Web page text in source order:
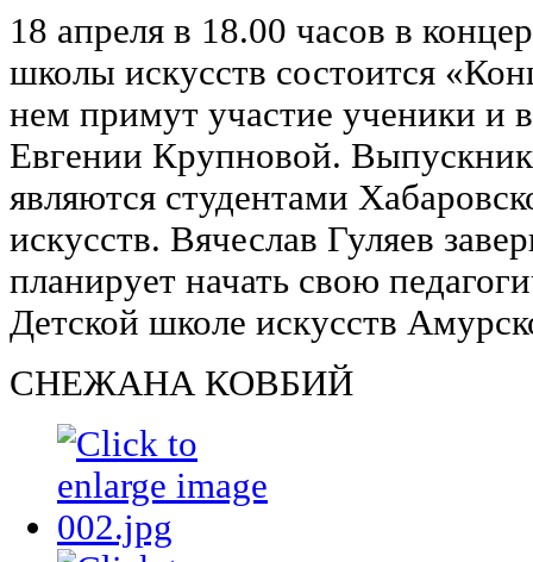
18 апреля в 18.00 часов в
школы искусств состоится
нем примут участие ученики и
Евгении Крупновой.
являются студентами
искусств. Вячеслав Гуляев
планирует начать свою
Детской школе искусств
СНЕЖАНА КОВБИЙ